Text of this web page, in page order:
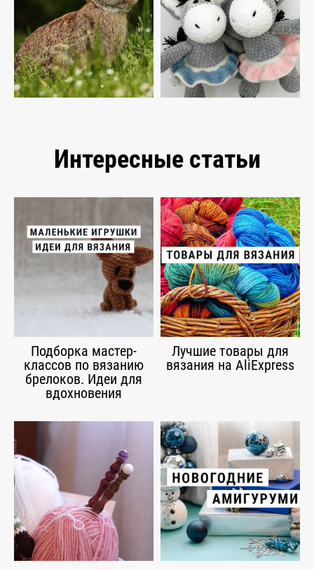
Интересные статьи
Подборка мастер-
классов по вязанию
брелоков. Идеи для
вдохновения
Лучшие товары для
вязания на AliExpress